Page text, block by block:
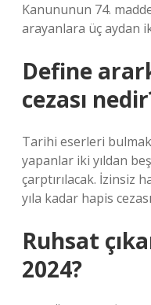
Kanununun 74.
arayanlara üç aydan
Define
cezası
Tarihi eserleri
yapanlar iki yıldan
çarptırılacak. İzinsiz
yıla kadar hapis
Ruhsat
2024?